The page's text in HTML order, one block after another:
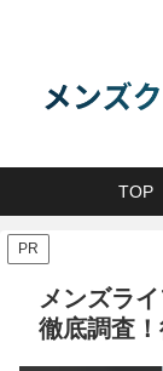
TOP
PR
メンズラ
徹底調査